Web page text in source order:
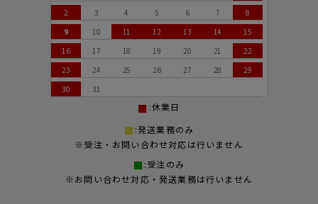
2
3 4 5 6 7
8
9
10 11 12 13 14
15
16
17 18 19 20 21
22
23
24 25 26 27 28
29
30
31
:休業日
:発送業務のみ
※受注・お問い合わせ対応は行いません
:受注のみ
※お問い合わせ対応・発送業務は行いません